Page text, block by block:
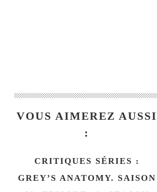
VOUS AIMEREZ AUSSI
:
CRITIQUES SÉRIES :
GREY’S ANATOMY. SAISON